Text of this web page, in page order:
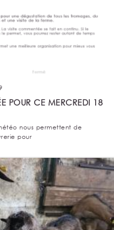
POUR CE MERCREDI 18
nous permettent de
pour